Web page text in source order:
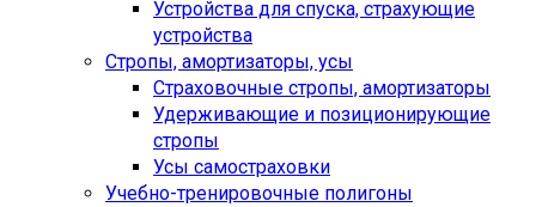
Устройства для спуска, cтрахующие
устройства
Стропы, амортизаторы, усы
Страховочные стропы, амортизаторы
Удерживающие и позиционирующие
стропы
Усы самостраховки
Учебно-тренировочные полигоны